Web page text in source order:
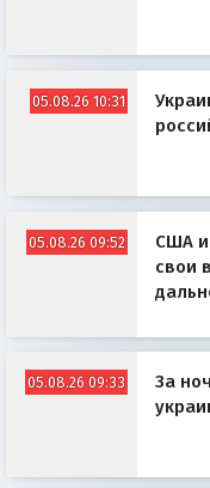
05.08.26 10:31
05.08.26 09:52
США
свои
05.08.26 09:33
За